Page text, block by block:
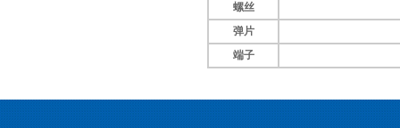
螺丝
弹片
端子